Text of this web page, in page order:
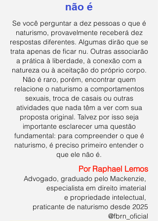
não é
Se você perguntar a dez pessoas o que é
naturismo, provavelmente receberá dez
respostas diferentes. Algumas dirão que se
trata apenas de ficar nu. Outras associarão
a prática à liberdade, à conexão com a
natureza ou à aceitação do próprio corpo.
Não é raro, porém, encontrar quem
relacione o naturismo a comportamentos
sexuais, troca de casais ou outras
atividades que nada têm a ver com sua
proposta original. Talvez por isso seja
importante esclarecer uma questão
fundamental: para compreender o que é
naturismo, é preciso primeiro entender o
que ele não é.
Por Raphael Lemos
Advogado, graduado pelo Mackenzie,
especialista em direito imaterial
e propriedade intelectual,
praticante de naturismo desde 2025
@fbrn_oficial